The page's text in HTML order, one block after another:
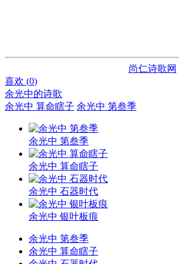
尚仁诗歌网
喜欢 (0)
余光中的诗歌
余光中 算命瞎子 余光中 第叁季
余光中 第叁季
余光中 算命瞎子
余光中 石器时代
余光中 银叶板痕
余光中 第叁季
余光中 算命瞎子